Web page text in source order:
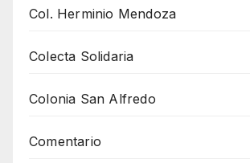
Col. Herminio Mendoza
Colecta Solidaria
Colonia San Alfredo
Comentario